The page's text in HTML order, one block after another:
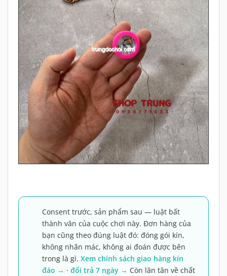
Consent trước, sản phẩm sau — luật bất
thành văn của cuộc chơi này. Đơn hàng của
bạn cũng theo đúng luật đó: đóng gói kín,
không nhãn mác, không ai đoán được bên
trong là gì. Xem chính sách giao hàng kín
đáo → · đổi trả 7 ngày → Còn lăn tăn về chất